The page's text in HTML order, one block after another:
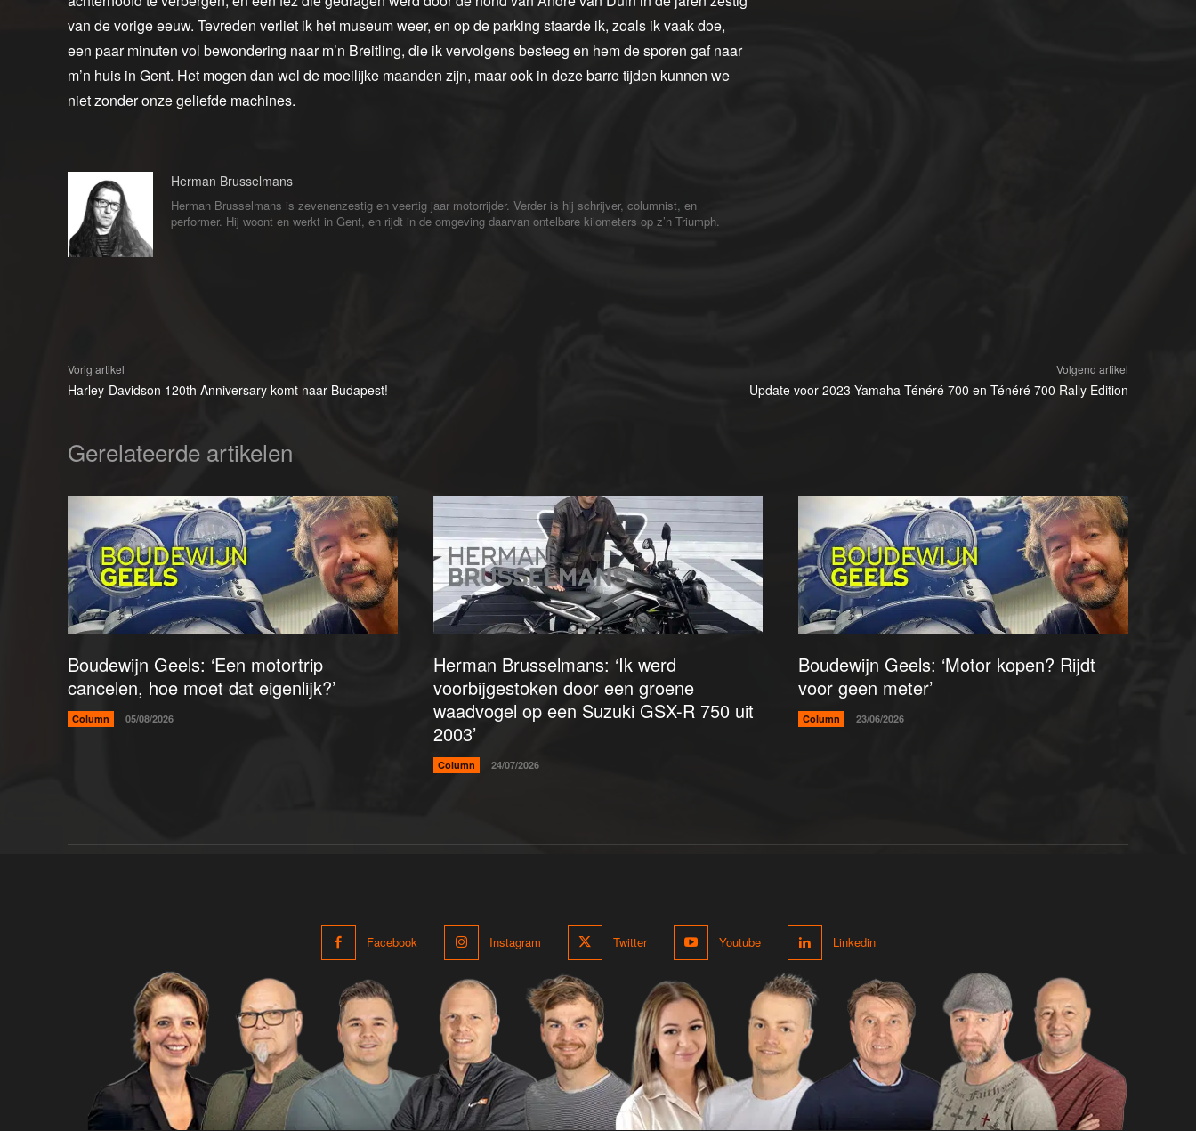
van de vorige eeuw. Tevreden verliet ik het museum weer, en op de parking staarde ik, zoals ik vaak doe,
een paar minuten vol bewondering naar m’n Breitling, die ik vervolgens besteeg en hem de sporen gaf naar
m’n huis in Gent. Het mogen dan wel de moeilijke maanden zijn, maar ook in deze barre tijden kunnen we
niet zonder onze geliefde machines.
Herman Brusselmans
Herman Brusselmans is zevenenzestig en veertig jaar motorrijder. Verder is hij schrijver, columnist, en
performer. Hij woont en werkt in Gent, en rijdt in de omgeving daarvan ontelbare kilometers op z’n Triumph.
Vorig artikel
Harley-Davidson 120th Anniversary komt naar Budapest!
Volgend artikel
Update voor 2023 Yamaha Ténéré 700 en Ténéré 700 Rally Edition
Gerelateerde artikelen
Boudewijn Geels: ‘Een motortrip
cancelen, hoe moet dat eigenlijk?’
Column 05/08/2026
Herman Brusselmans: ‘Ik werd
voorbijgestoken door een groene
waadvogel op een Suzuki GSX-R 750 uit
2003’
Column 24/07/2026
Boudewijn Geels: ‘Motor kopen? Rijdt
voor geen meter’
Column 23/06/2026
Facebook Instagram Twitter Youtube Linkedin